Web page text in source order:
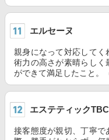
エルセーヌ
親身になって対応して
術力の高さが素晴らしく
ができて満足したこと。
エステティックTBC
接客態度が親切、丁寧で